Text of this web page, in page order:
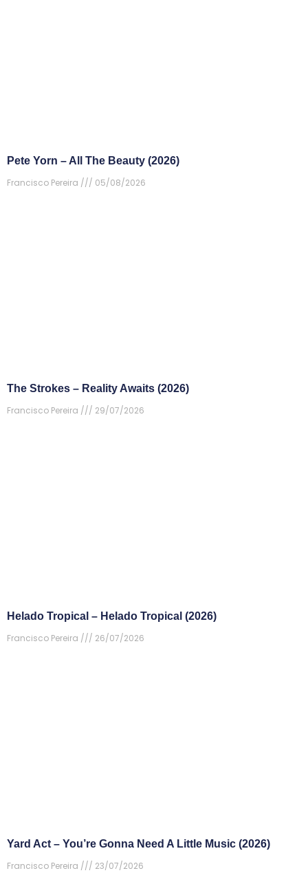
Pete Yorn – All The Beauty (2026)
Francisco Pereira
05/08/2026
The Strokes – Reality Awaits (2026)
Francisco Pereira
29/07/2026
Helado Tropical – Helado Tropical (2026)
Francisco Pereira
26/07/2026
Yard Act – You’re Gonna Need A Little Music (2026)
Francisco Pereira
23/07/2026